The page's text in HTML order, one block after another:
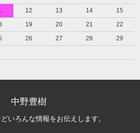
12 13 14
15
19 20 21
22
26 27 28
29
中野豊樹
いろんな情報をお伝えします。